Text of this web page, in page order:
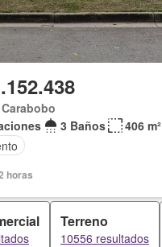
3 Baños
406 m²
horas
Terreno
10556 resultados